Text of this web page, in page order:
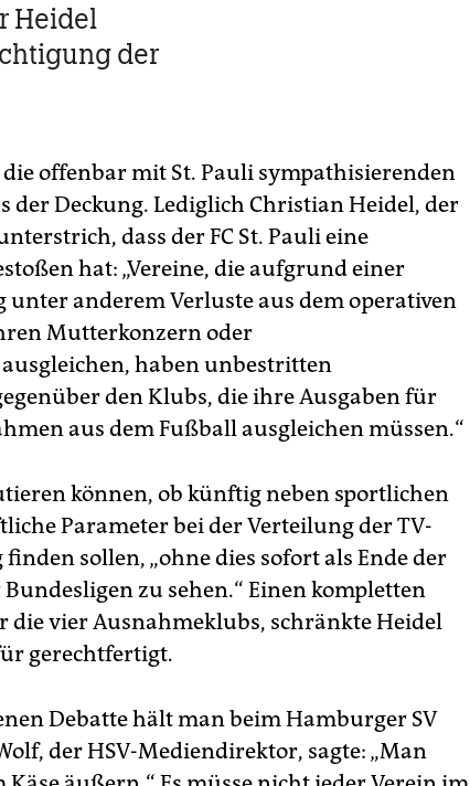
Heidel
der
offenbar mit St. Pauli sympathisierenden
der Deckung. Lediglich Christian Heidel, der
dass der FC St. Pauli eine
hat: „Vereine, die aufgrund einer
anderem Verluste aus dem operativen
Mutterkonzern oder
haben unbestritten
den Klubs, die ihre Ausgaben für
aus dem Fußball ausgleichen müssen.“
können, ob künftig neben sportlichen
Parameter bei der Verteilung der TV-
sollen, „ohne dies sofort als Ende der
zu sehen.“ Einen kompletten
die vier Ausnahmeklubs, schränkte Heidel
gerechtfertigt.
Debatte hält man beim Hamburger SV
der HSV-Mediendirektor, sagte: „Man